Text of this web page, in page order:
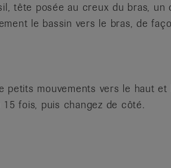
tête posée au creux du bras, un
le bassin vers le bras, de
petits mouvements vers le haut
fois, puis changez de côté.